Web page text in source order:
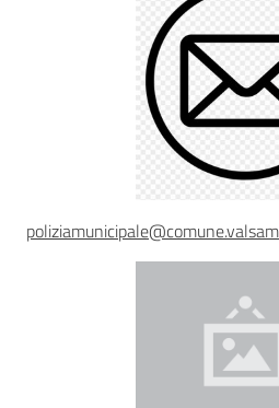
Sicurezza
urbana,
polizia
locale,
legalità